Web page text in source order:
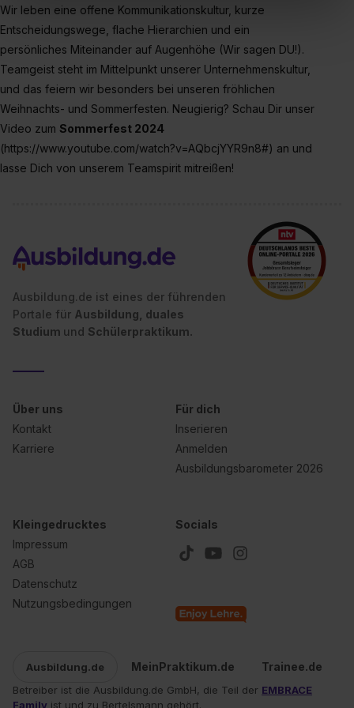
In diesem Fall sowie bei der separaten Aktivierung von
„Social Media und Marketing“ bist du auch damit
einverstanden, dass dir nach Setzen der Cookies externe
Inhalte (z.B. Videos oder Posts) angezeigt und hierfür
erforderliche personenbezogene Daten an Social Media
Dienste, ggfs. mit Sitz in den USA, übermittelt werden.
Eine Erlaubnis hierfür kannst du auch später noch im
Einzelfall bei dem jeweiligen Inhalt erteilen. Willst du nur
bestimmte Verwendungszwecke zulassen, triff deine
der Kategorien „Präferenzen“, „Statistiken“ und „Social
Media und Marketing“ umfasst hierbei die Einwilligung
zur Übermittlung deiner Daten in die USA (Art. 49 Abs. 1
S. 1 lit. a) DS-GVO). Die USA verfügen über kein
angemessenes Datenschutzniveau (EuGH – Schrems
II). Du kannst die von dir erteilte Einwilligung jederzeit mit
Wirkung für die Zukunft ganz oder teilweise über unsere
Einstellungen“ widerrufen. Weitere Informationen zu den
zeigen“. Weitere Informationen: Datenschutzerklärung
Impressum
Wir leben eine offene Kommunikationskultur, kurze
Entscheidungswege, flache Hierarchien und ein
persönliches Miteinander auf Augenhöhe (Wir sagen DU!).
Teamgeist steht im Mittelpunkt unserer Unternehmenskultur,
und das feiern wir besonders bei unseren fröhlichen
Weihnachts- und Sommerfesten. Neugierig? Schau Dir unser
Video zum Sommerfest 2024
(https://www.youtube.com/watch?v=AQbcjYYR9n8#) an und
lasse Dich von unserem Teamspirit mitreißen!
Ausbildung.de ist eines der führenden
Portale für Ausbildung, duales
Studium und Schülerpraktikum.
Über uns
Kontakt
Karriere
Für dich
Inserieren
Anmelden
Ausbildungsbarometer 2026
Kleingedrucktes
Impressum
AGB
Datenschutz
Nutzungsbedingungen
Socials
Ausbildung.de MeinPraktikum.de Trainee.de
Betreiber ist die Ausbildung.de GmbH, die Teil der EMBRACE
Family ist und zu Bertelsmann gehört.